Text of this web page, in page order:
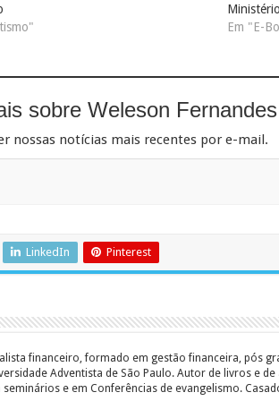
Em "E-
sobre Weleson Fernandes
nossas notícias mais recentes por e-mail.
LinkedIn Pinterest
financeiro, formado em gestão financeira, pós
Adventista de São Paulo. Autor de livros e
e em Conferências de evangelismo.